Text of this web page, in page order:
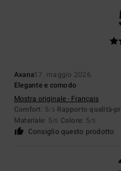
Axana17. maggio 2026
Elegante e comodo
Mostra originale - Français
Comfort: 5/5 Rapporto qualità-
Materiale: 5/5 Colore: 5/5
Consiglio questo prodotto